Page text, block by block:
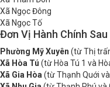
Xã Tham Đôn
Xã Ngọc Đông
Xã Ngọc Tố
Đơn Vị Hành Chính Sau
Phường Mỹ Xuyên
(từ Thị
Xã Hòa Tú
(từ Hòa Tú 1 và
Xã Gia Hòa
(từ Thạnh Quới và